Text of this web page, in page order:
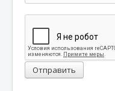
Отправить